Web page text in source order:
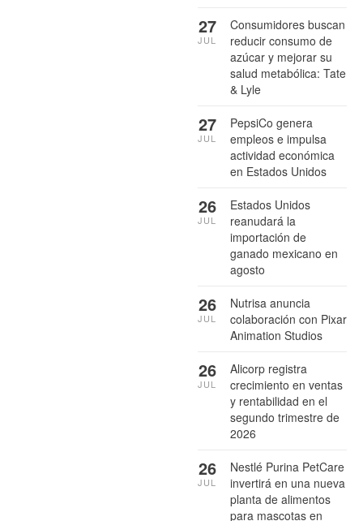
Consumidores buscan
reducir consumo de
azúcar y mejorar su
salud metabólica: Tate
& Lyle
27
JUL
PepsiCo genera
empleos e impulsa
actividad económica
en Estados Unidos
27
JUL
Estados Unidos
reanudará la
importación de
ganado mexicano en
agosto
26
JUL
Nutrisa anuncia
colaboración con Pixar
Animation Studios
26
JUL
Alicorp registra
crecimiento en ventas
y rentabilidad en el
segundo trimestre de
2026
26
JUL
Nestlé Purina PetCare
invertirá en una nueva
planta de alimentos
para mascotas en
26
JUL